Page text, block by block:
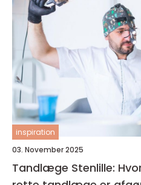
inspiration
03. November 2025
Tandlæge Stenlille: